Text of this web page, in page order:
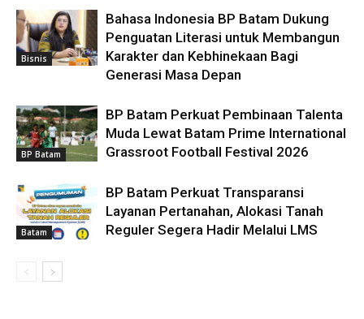
Bisnis
Bahasa Indonesia BP Batam Dukung
Penguatan Literasi untuk Membangun
Karakter dan Kebhinekaan Bagi
Generasi Masa Depan
BP Batam
BP Batam Perkuat Pembinaan Talenta
Muda Lewat Batam Prime International
Grassroot Football Festival 2026
Batam
BP Batam Perkuat Transparansi
Layanan Pertanahan, Alokasi Tanah
Reguler Segera Hadir Melalui LMS